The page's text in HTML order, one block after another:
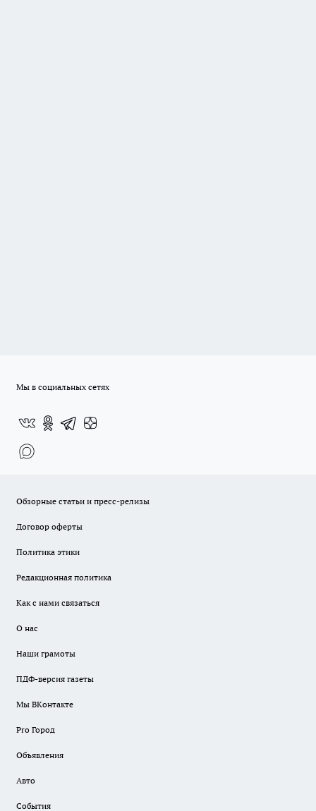
Мы в социальных сетях
Обзорные статьи и пресс-релизы
Договор оферты
Политика этики
Редакционная политика
Как с нами связаться
О нас
Наши грамоты
ПДФ-версия газеты
Мы ВКонтакте
Pro Город
Объявления
Авто
События